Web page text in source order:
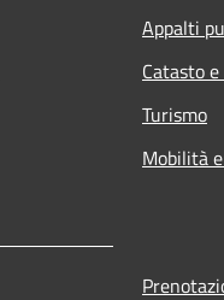
Appalti
Catasto
Turismo
Mobilità